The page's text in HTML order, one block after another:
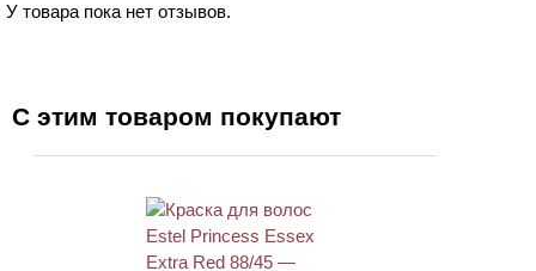
У товара пока нет отзывов.
С этим товаром покупают